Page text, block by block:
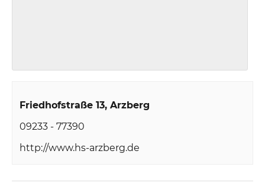
Friedhofstraße 13 Arzberg
09233 - 77390
http://www.hs-arzberg.de